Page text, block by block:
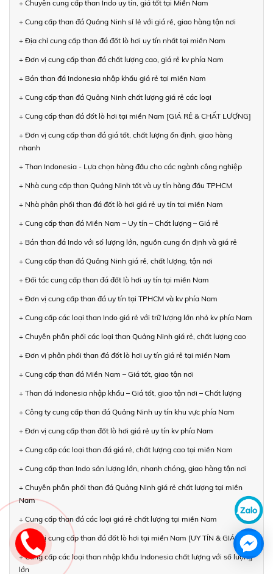
+ Chuyên cung cấp than Indo uy tín, giá tốt tại Miền Nam
+ Cung cấp than đá Quảng Ninh sỉ lẻ với giá rẻ, giao hàng tận nơi
+ Địa chỉ cung cấp than đá đốt lò hơi uy tín nhất tại miền Nam
+ Đơn vị cung cấp than đá chất lượng cao, giá rẻ kv phía Nam
+ Bán than đá Indonesia nhập khẩu giá rẻ tại miền Nam
+ Cung cấp than đá Quảng Ninh chất lượng giá rẻ các loại
+ Cung cấp than đá đốt lò hơi tại miền Nam [GIÁ RẺ & CHẤT LƯỢNG]
+ Đơn vị cung cấp than đá giá tốt, chất lượng ổn định, giao hàng
nhanh
+ Than Indonesia - Lựa chọn hàng đầu cho các ngành công nghiệp
+ Nhà cung cấp than Quảng Ninh tốt và uy tín hàng đầu TPHCM
+ Nhà phân phối than đá đốt lò hơi giá rẻ uy tín tại miền Nam
+ Cung cấp than đá Miền Nam – Uy tín – Chất lượng – Giá rẻ
+ Bán than đá Indo với số lượng lớn, nguồn cung ổn định và giá rẻ
+ Cung cấp than đá Quảng Ninh giá rẻ, chất lượng, tận nơi
+ Đối tác cung cấp than đá đốt lò hơi uy tín tại miền Nam
+ Đơn vị cung cấp than đá uy tín tại TPHCM và kv phía Nam
+ Cung cấp các loại than Indo giá rẻ với trữ lượng lớn nhỏ kv phía Nam
+ Chuyên phân phối các loại than Quảng Ninh giá rẻ, chất lượng cao
+ Đơn vị phân phối than đá đốt lò hơi uy tín giá rẻ tại miền Nam
+ Cung cấp than đá Miền Nam – Giá tốt, giao tận nơi
+ Than đá Indonesia nhập khẩu – Giá tốt, giao tận nơi – Chất lượng
+ Công ty cung cấp than đá Quảng Ninh uy tín khu vực phía Nam
+ Đơn vị cung cấp than đốt lò hơi giá rẻ uy tín kv phía Nam
+ Cung cấp các loại than đá giá rẻ, chất lượng cao tại miền Nam
+ Cung cấp than Indo sản lượng lớn, nhanh chóng, giao hàng tận nơi
+ Chuyên phân phối than đá Quảng Ninh giá rẻ chất lượng tại miền
Nam
+ Cung cấp than đá các loại giá rẻ chất lượng tại miền Nam
+ Đơn vị cung cấp than đá đốt lò hơi tại miền Nam [UY TÍN & GIÁ TỐT]
+ Cung cấp các loại than nhập khẩu Indonesia chất lượng với số lượng
lớn